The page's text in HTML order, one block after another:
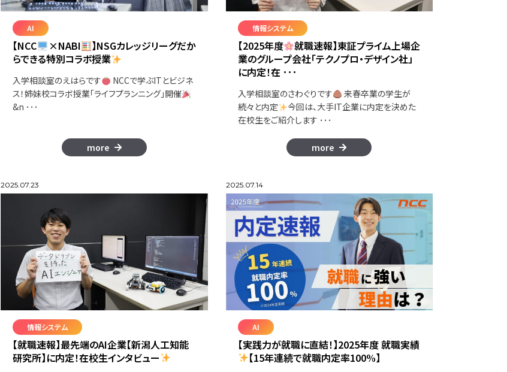
AI
【NCC ×NABI
】NSGカレッジリーグだか
らできる特別コラボ授業
入学相談室のえはらです
NCCで学ぶITとビジネ
ス！姉妹校コラボ授業「ライフプランニング」開催
&n ･･･
more
情報システム
【2025年度
就職速報】東証プライム上場企
業のグループ会社「テクノプロ・デザイン社」
に内定！在 ･･･
入学相談室のさわぐりです
来春卒業の学生が
続々と内定
今回は、大手IT企業に内定を決めた
在校生をご紹介します ･･･
more
2025.07.23
情報システム
【就職速報】最先端のAI企業【新潟人工知能
研究所】に内定！在校生インタビュー
2025.07.14
AI
【実践力が就職に直結！】2025年度 就職実績
【15年連続で就職内定率100%】